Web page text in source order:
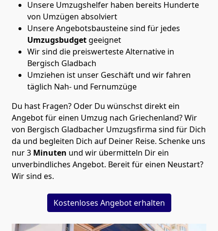
Unsere Umzugshelfer haben bereits Hunderte
von Umzügen absolviert
Unsere Angebotsbausteine sind für jedes
Umzugsbudgetgeeignet
Wir sind die preiswerteste Alternative in
Bergisch Gladbach
Umziehen ist unser Geschäft und wir fahren
täglich Nah- und Fernumzüge
Du hast Fragen? Oder Du wünschst direkt ein
Angebot für einen Umzug nach Griechenland? Wir
von Bergisch Gladbacher Umzugsfirma sind für Dich
da und begleiten Dich auf Deiner Reise. Schenke uns
nur3 Minuten und wir übermitteln Dir ein
unverbindliches Angebot. Bereit für einen Neustart?
Wir sind es.
Kostenloses Angebot erhalten